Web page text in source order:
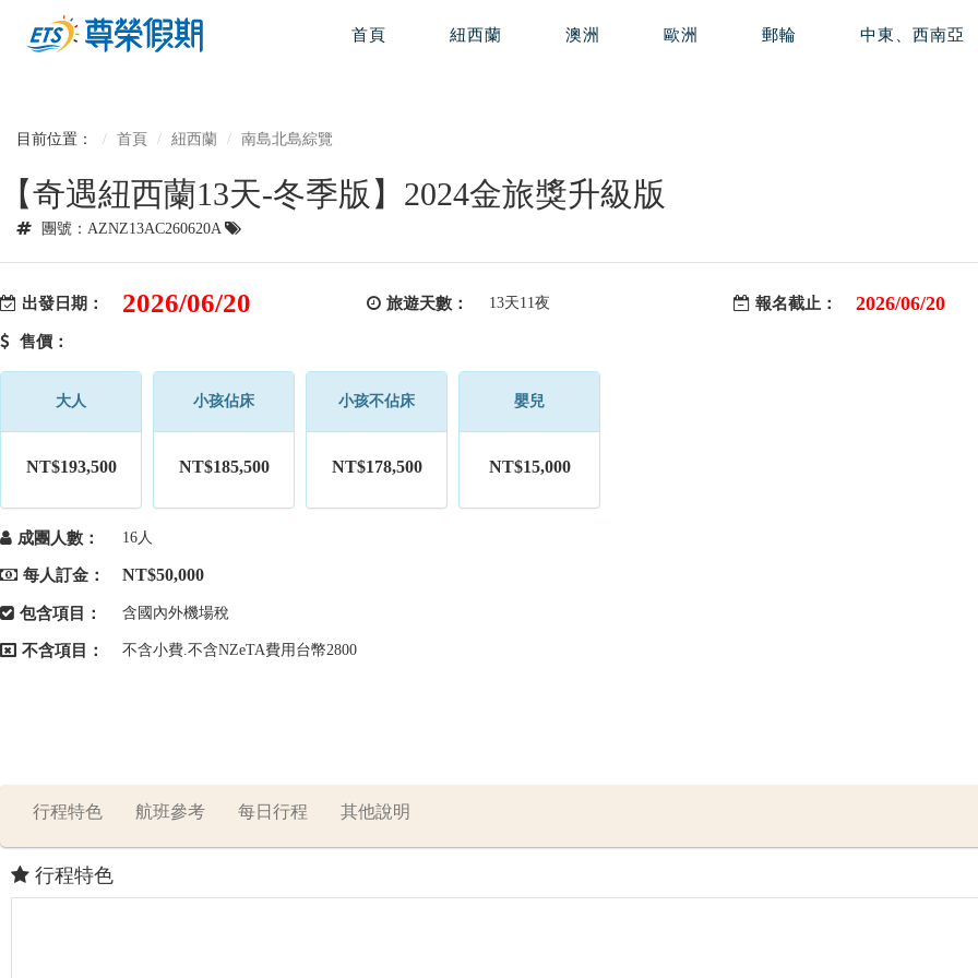
首頁 紐西蘭 澳洲 歐洲 郵輪 中東、西南亞
目前位置： 首頁 紐西蘭 南島北島綜覽
【奇遇紐西蘭13天-冬季版】2024金旅獎升級版
團號：AZNZ13AC260620A
出發日期： 2026/06/20 旅遊天數： 13天11夜 報名截止： 2026/06/20
售價：
大人
NT$193,500
小孩佔床
NT$185,500
小孩不佔床
NT$178,500
嬰兒
NT$15,000
成團人數： 16人
每人訂金： NT$50,000
包含項目： 含國內外機場稅
不含項目： 不含小費.不含NZeTA費用台幣2800
行程特色 航班參考 每日行程 其他說明
行程特色